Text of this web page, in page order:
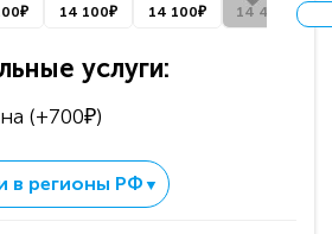
14 100₽ 14 100₽ 14 400₽
услуги:
(+700₽)
в регионы РФ▼